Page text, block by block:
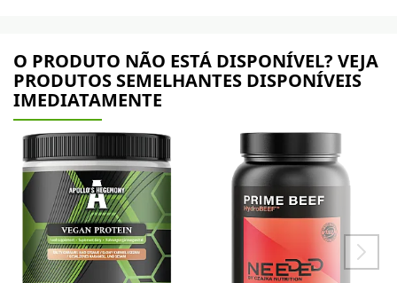
O PRODUTO NÃO ESTÁ DISPONÍVEL? VEJA
PRODUTOS SEMELHANTES DISPONÍVEIS
IMEDIATAMENTE